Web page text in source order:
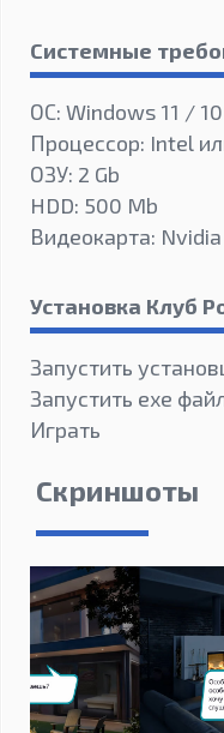
Системные
ОС: Windows 11 /
Процессор: Intel
ОЗУ: 2 Gb
HDD: 500 Mb
Видеокарта:
Установка Клуб
Запустить
Запустить exe
Играть
Скриншоты